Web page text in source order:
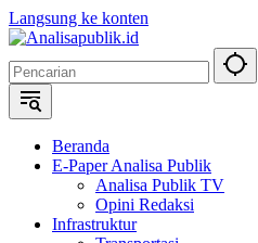
Langsung ke konten
Beranda
E-Paper Analisa Publik
Analisa Publik TV
Opini Redaksi
Infrastruktur